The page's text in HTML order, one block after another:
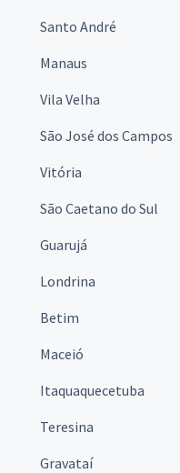
Santo André
Manaus
Vila Velha
São José dos Campos
Vitória
São Caetano do Sul
Guarujá
Londrina
Betim
Maceió
Itaquaquecetuba
Teresina
Gravataí